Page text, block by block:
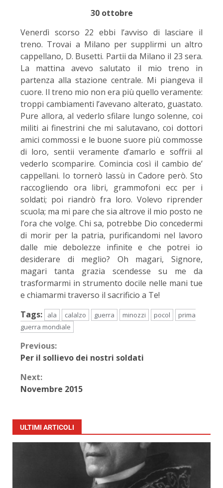
30 ottobre
Venerdì scorso 22 ebbi l’avviso di lasciare il
treno. Trovai a Milano per supplirmi un altro
cappellano, D. Busetti. Partii da Milano il 23 sera.
La mattina avevo salutato il mio treno in
partenza alla stazione centrale. Mi piangeva il
cuore. Il treno mio non era più quello veramente:
troppi cambiamenti l’avevano alterato, guastato.
Pure allora, al vederlo sfilare lungo solenne, coi
militi ai finestrini che mi salutavano, coi dottori
amici commossi e le buone suore più commosse
di loro, sentii veramente d’amarlo e soffrii al
vederlo scomparire. Comincia così il cambio de’
cappellani. Io tornerò lassù in Cadore però. Sto
raccogliendo ora libri, grammofoni ecc per i
soldati; poi riandrò fra loro. Volevo riprender
scuola; ma mi pare che sia altrove il mio posto ne
l’ora che volge. Chi sa, potrebbe Dio concedermi
di morir per la patria, purificandomi nel lavoro
dalle mie debolezze infinite e che potrei io
desiderare di meglio? Oh magari, Signore,
magari tanta grazia scendesse su me da
trasformarmi in strumento docile nelle mani tue
e chiamarmi traverso il sacrificio a Te!
Tags:
ala calalzo guerra minozzi pocol
prima
guerra mondiale
Previous:
Per il sollievo dei nostri soldati
Next:
Novembre 2015
ULTIMI ARTICOLI